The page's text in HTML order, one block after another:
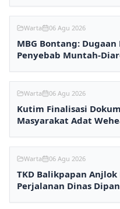
Warta 06 Agu 2026
MBG Bontang:
Penyebab Muntah-
Warta 06 Agu 2026
Kutim Finalisasi
Masyarakat Adat
Warta 06 Agu 2026
TKD Balikpapan
Perjalanan Dinas